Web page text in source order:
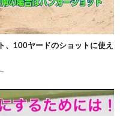
、100ヤードのショットに使え